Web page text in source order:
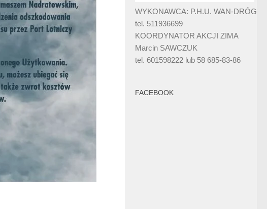
WYKONAWCA: P.H.U. WAN-DRÓG
tel. 511936699
KOORDYNATOR AKCJI ZIMA
Marcin SAWCZUK
tel. 601598222 lub 58 685-83-86
FACEBOOK